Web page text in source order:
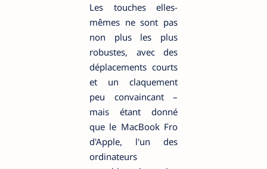
Les touches elles-
mêmes ne sont pas
non plus les plus
robustes, avec des
déplacements courts
et un claquement
peu convaincant –
mais étant donné
que le MacBook Fro
d'Apple, l'un des
ordinateurs